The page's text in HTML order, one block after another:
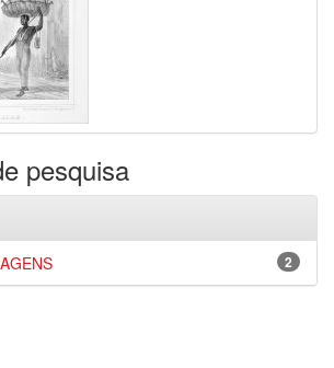
pesquisa
2